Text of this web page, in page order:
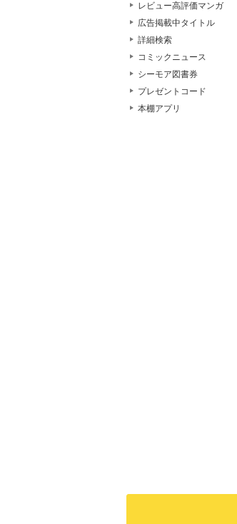
レビュー高評価マンガ
広告掲載中タイトル
詳細検索
コミックニュース
シーモア図書券
プレゼントコード
本棚アプリ